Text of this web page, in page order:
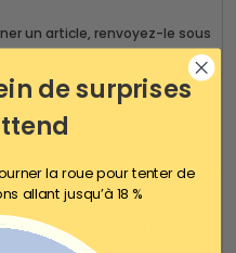
un article, renvoyez-le sous
100% sécurisé sur
24 heures sur 24, 5 jours sur
de surprises
la roue pour tenter de
allant jusqu’à 18 %